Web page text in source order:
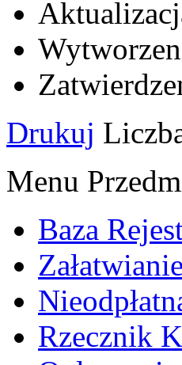
Drukuj
Menu
Baza
Rzecznik